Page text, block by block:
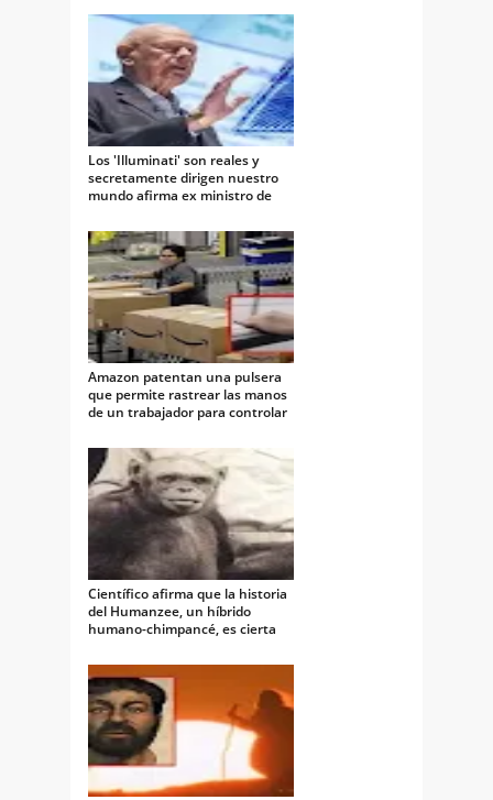
Los 'Illuminati' son reales y
secretamente dirigen nuestro
mundo afirma ex ministro de
Amazon patentan una pulsera
que permite rastrear las manos
de un trabajador para controlar
Científico afirma que la historia
del Humanzee, un híbrido
humano-chimpancé, es cierta